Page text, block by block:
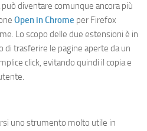
diventare comunque ancora più
Open in Chrome per Firefox
Lo scopo delle due estensioni è in
di trasferire le pagine aperte da un
click, evitando quindi il copia e
uno strumento molto utile in